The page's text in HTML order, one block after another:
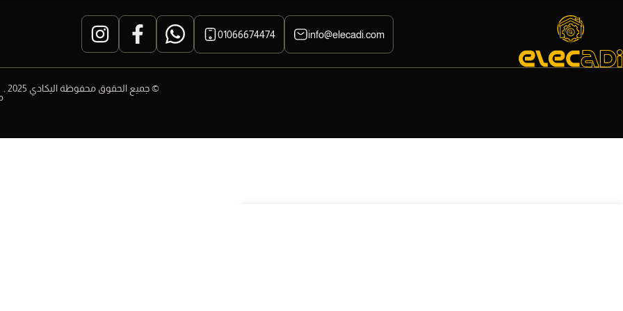
info@elecadi.com
01066674474
© جميع الحقوق محفوظة اليكادي 2025 .